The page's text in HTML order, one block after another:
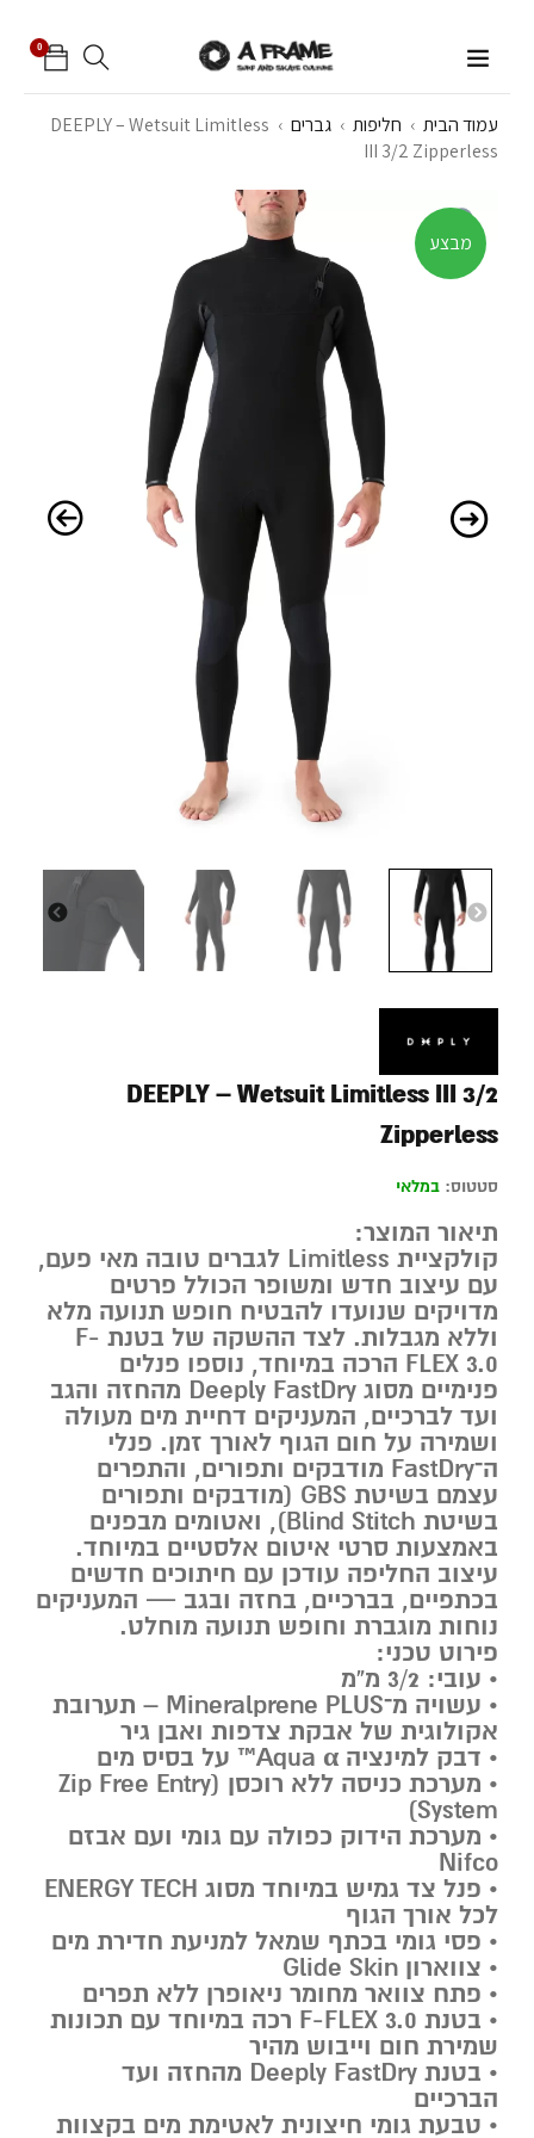
0
עמוד הבית › חליפות › גברים ›
DEEPLY – Wetsuit Limitless
III 3/2 Zipperless
מבצע
DEEPLY – Wetsuit Limitless III 3/2
Zipperless
סטטוס: במלאי
תיאור המוצר:
קולקציית Limitless לגברים טובה מאי פעם,
עם עיצוב חדש ומשופר הכולל פרטים
מדויקים שנועדו להבטיח חופש תנועה מלא
וללא מגבלות. לצד ההשקה של בטנת F-
FLEX 3.0 הרכה במיוחד, נוספו פנלים
פנימיים מסוג Deeply FastDry מהחזה והגב
ועד לברכיים, המעניקים דחיית מים מעולה
ושמירה על חום הגוף לאורך זמן. פנלי
ה־FastDry מודבקים ותפורים, והתפרים
עצמם בשיטת GBS (מודבקים ותפורים
בשיטת Blind Stitch), ואטומים מבפנים
באמצעות סרטי איטום אלסטיים במיוחד.
עיצוב החליפה עודכן עם חיתוכים חדשים
בכתפיים, בברכיים, בחזה ובגב — המעניקים
נוחות מוגברת וחופש תנועה מוחלט.
פירוט טכני:
• עובי: 3/2 מ”מ
• עשויה מ־Mineralprene PLUS – תערובת
אקולוגית של אבקת צדפות ואבן גיר
• דבק למינציה Aqua α™
על בסיס מים
• מערכת כניסה ללא רוכסן (Zip Free Entry
System
)
• מערכת הידוק כפולה עם גומי ועם אבזם
Nifco
• פנל צד גמיש במיוחד מסוג ENERGY TECH
לכל אורך הגוף
• פסי גומי בכתף שמאל למניעת חדירת מים
• צווארון Glide Skin
• פתח צוואר מחומר ניאופרן ללא תפרים
• בטנת F-FLEX 3.0 רכה במיוחד עם תכונות
שמירת חום וייבוש מהיר
• בטנת Deeply FastDry מהחזה ועד
הברכיים
• טבעת גומי חיצונית לאטימת מים בקצוות